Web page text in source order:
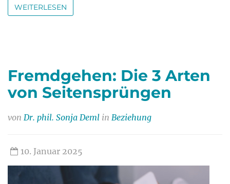
WEITERLESEN
Fremdgehen: Die 3 Arten
von Seitensprüngen
von Dr. phil. Sonja Deml in Beziehung
10. Januar 2025